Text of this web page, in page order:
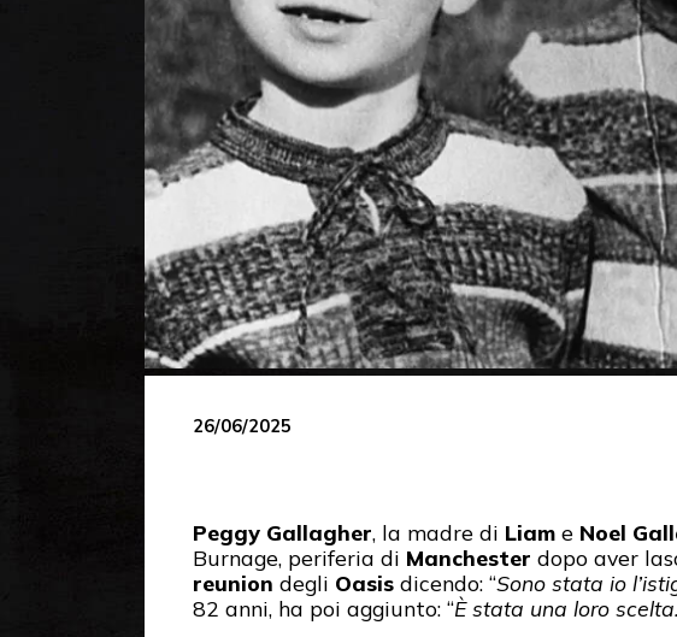
26/06/2025
Peggy Gallagher, la madre di Liam e Noel
Burnage, periferia di Manchester dopo aver
reunion degli Oasis dicendo: “Sono stata io
82 anni, ha poi aggiunto: “È stata una loro